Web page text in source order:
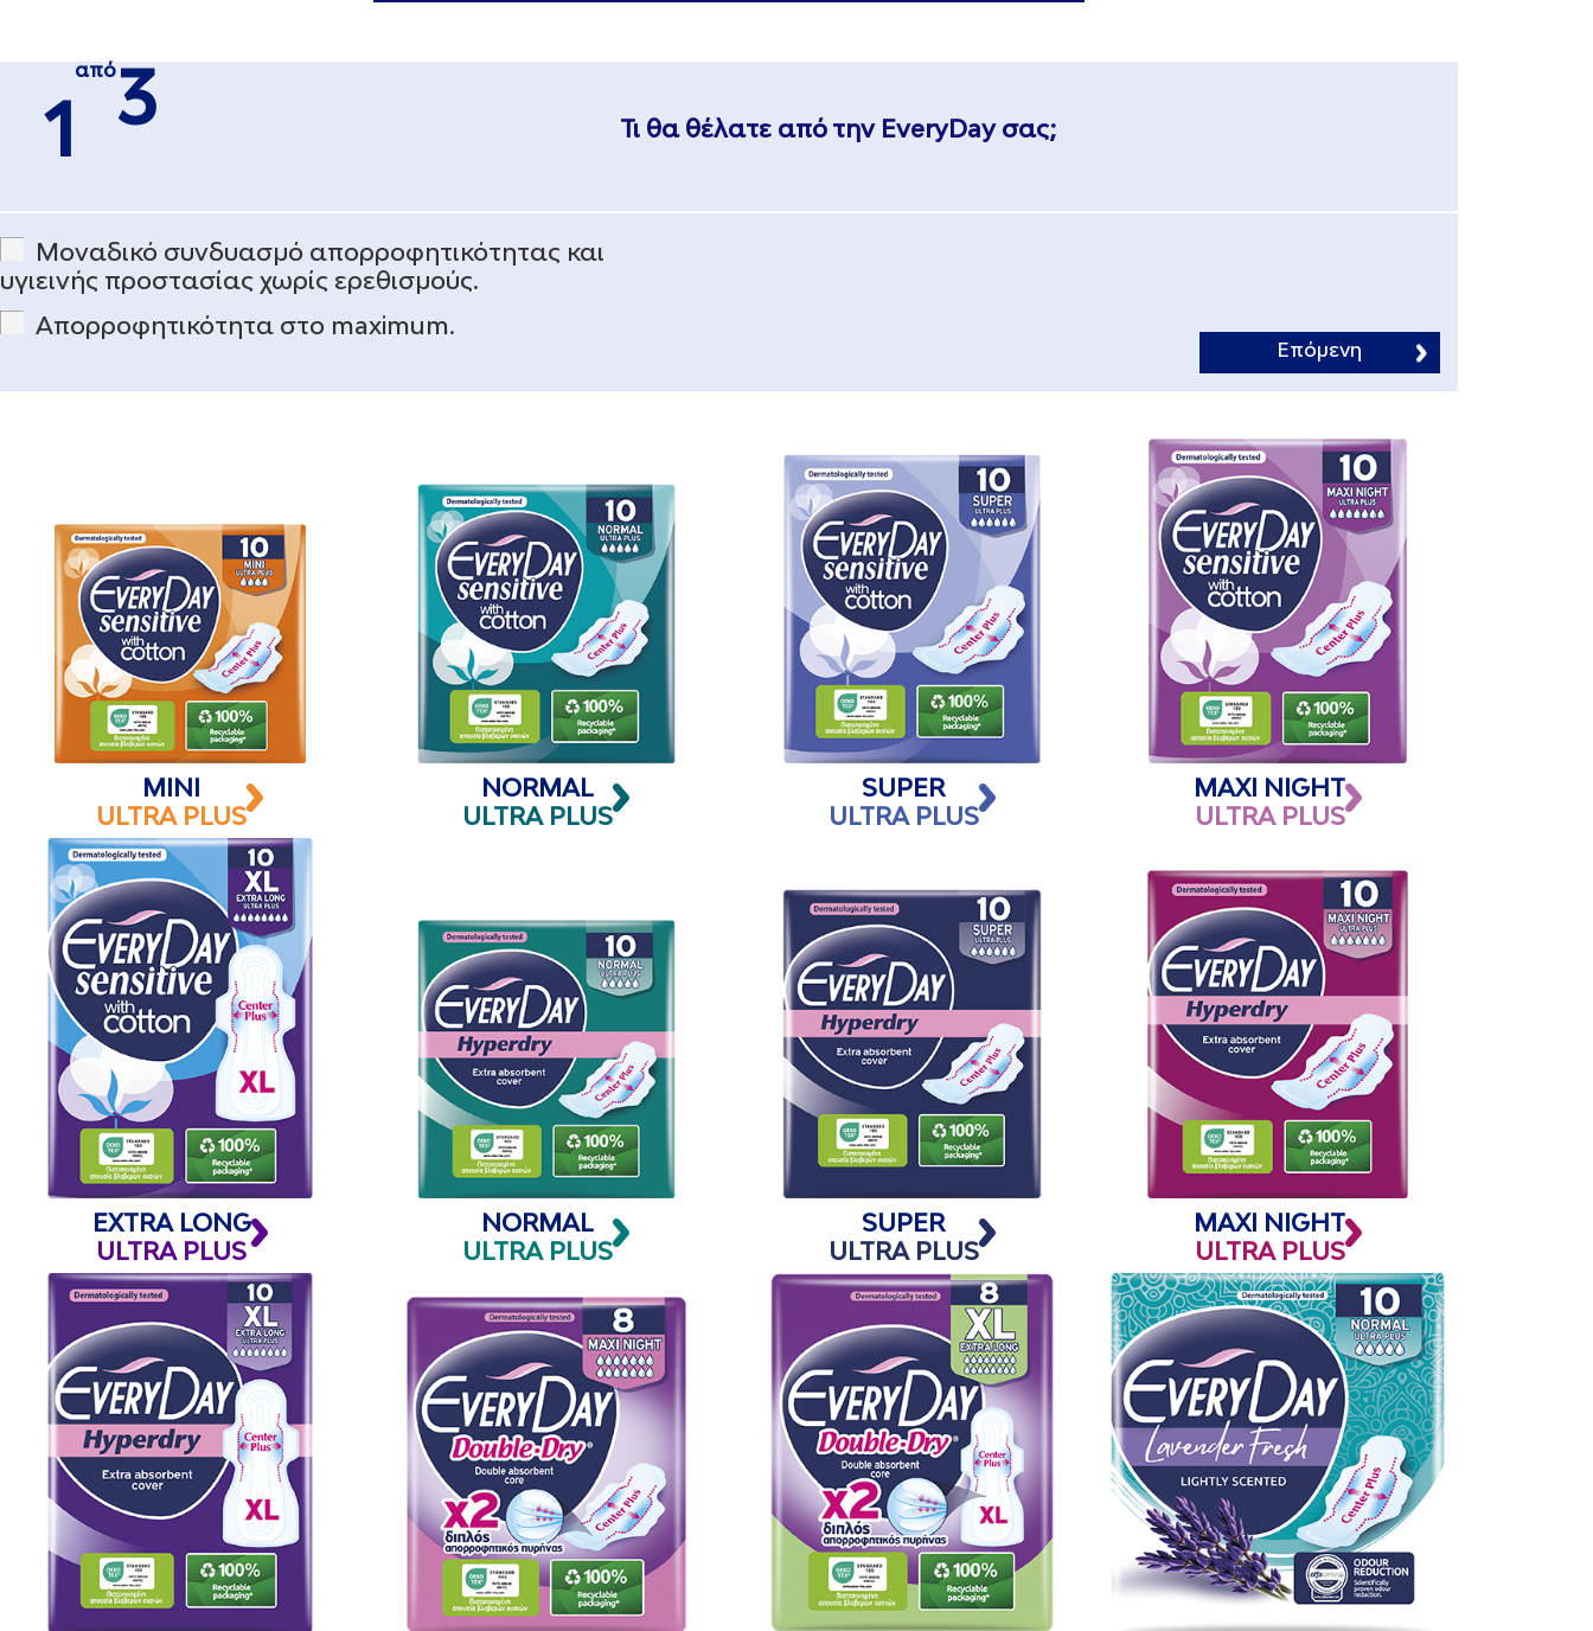
1
από3 Τι θα θέλατε από την EveryDay σας;
Μοναδικό συνδυασμό απορροφητικότητας και
υγιεινής προστασίας χωρίς ερεθισμούς.
Απορροφητικότητα στο maximum.
Επόμενη
MINI
ULTRA PLUS
NORMAL
ULTRA PLUS
SUPER
ULTRA PLUS
MAXI NIGHT
ULTRA PLUS
EXTRA LONG
ULTRA PLUS
NORMAL
ULTRA PLUS
SUPER
ULTRA PLUS
MAXI NIGHT
ULTRA PLUS